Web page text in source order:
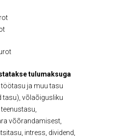
eurot
tulumaksuga
töötasu ja muu tasu
tasu), võlaõigusliku
võõrandamisest,
intress, dividend,